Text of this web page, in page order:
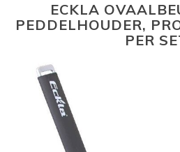
ECKLA
PEDDELHOUDER,
PER